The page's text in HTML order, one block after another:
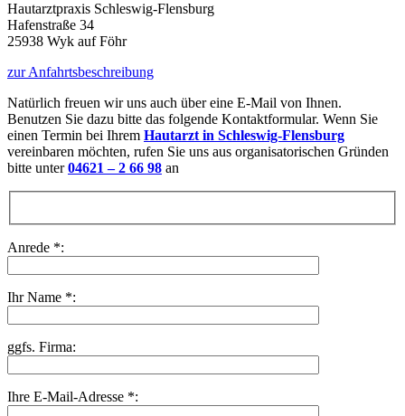
Hautarztpraxis Schleswig-Flensburg
Hafenstraße 34
25938 Wyk auf Föhr
zur Anfahrtsbeschreibung
Natürlich freuen wir uns auch über eine E-Mail von Ihnen.
Benutzen Sie dazu bitte das folgende Kontaktformular. Wenn Sie
einen Termin bei Ihrem Hautarzt in Schleswig-Flensburg
vereinbaren möchten, rufen Sie uns aus organisatorischen Gründen
bitte unter04621 – 2 66 98 an
Anrede *:
Ihr Name *:
ggfs. Firma:
Ihre E-Mail-Adresse *: